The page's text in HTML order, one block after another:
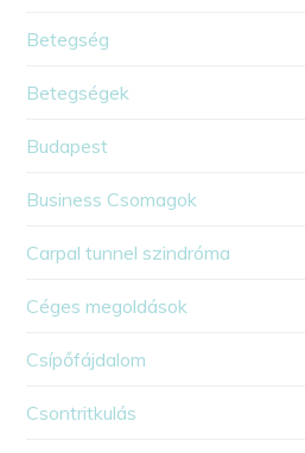
Betegség
Betegségek
Budapest
Business Csomagok
Carpal tunnel szindróma
Céges megoldások
Csípőfájdalom
Csontritkulás